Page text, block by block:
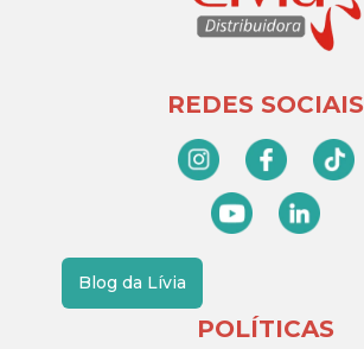
REDES SOCIAIS
Blog da Lívia
POLÍTICAS